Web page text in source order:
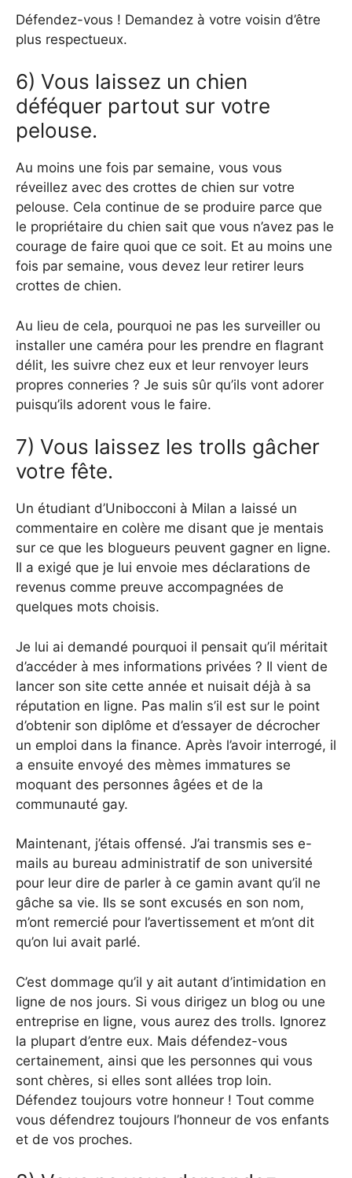
Défendez-vous ! Demandez à votre voisin d’être
plus respectueux.
6) Vous laissez un chien
déféquer partout sur votre
pelouse.
Au moins une fois par semaine, vous vous
réveillez avec des crottes de chien sur votre
pelouse. Cela continue de se produire parce que
le propriétaire du chien sait que vous n’avez pas le
courage de faire quoi que ce soit. Et au moins une
fois par semaine, vous devez leur retirer leurs
crottes de chien.
Au lieu de cela, pourquoi ne pas les surveiller ou
installer une caméra pour les prendre en flagrant
délit, les suivre chez eux et leur renvoyer leurs
propres conneries ? Je suis sûr qu’ils vont adorer
puisqu’ils adorent vous le faire.
7) Vous laissez les trolls gâcher
votre fête.
Un étudiant d’Unibocconi à Milan a laissé un
commentaire en colère me disant que je mentais
sur ce que les blogueurs peuvent gagner en ligne.
Il a exigé que je lui envoie mes déclarations de
revenus comme preuve accompagnées de
quelques mots choisis.
Je lui ai demandé pourquoi il pensait qu’il méritait
d’accéder à mes informations privées ? Il vient de
lancer son site cette année et nuisait déjà à sa
réputation en ligne. Pas malin s’il est sur le point
d’obtenir son diplôme et d’essayer de décrocher
un emploi dans la finance. Après l’avoir interrogé, il
a ensuite envoyé des mèmes immatures se
moquant des personnes âgées et de la
communauté gay.
Maintenant, j’étais offensé. J’ai transmis ses e-
mails au bureau administratif de son université
pour leur dire de parler à ce gamin avant qu’il ne
gâche sa vie. Ils se sont excusés en son nom,
m’ont remercié pour l’avertissement et m’ont dit
qu’on lui avait parlé.
C’est dommage qu’il y ait autant d’intimidation en
ligne de nos jours. Si vous dirigez un blog ou une
entreprise en ligne, vous aurez des trolls. Ignorez
la plupart d’entre eux. Mais défendez-vous
certainement, ainsi que les personnes qui vous
sont chères, si elles sont allées trop loin.
Défendez toujours votre honneur ! Tout comme
vous défendrez toujours l’honneur de vos enfants
et de vos proches.